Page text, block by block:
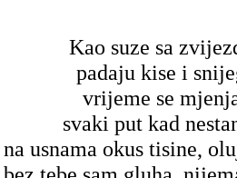
Kao suze sa
padaju kise i
vrijeme se
svaki put kad
na usnama okus tisine,